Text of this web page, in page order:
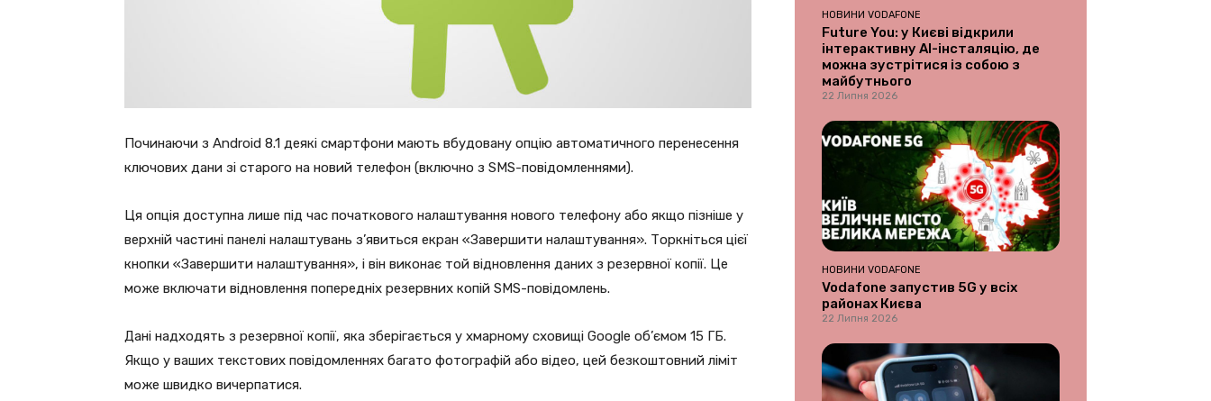
Починаючи з Android 8.1 деякі смартфони мають вбудовану опцію автоматичного перенесення
ключових дани зі старого на новий телефон (включно з SMS-повідомленнями).
Ця опція доступна лише під час початкового налаштування нового телефону або якщо пізніше у
верхній частині панелі налаштувань з’явиться екран «Завершити налаштування». Торкніться цієї
кнопки «Завершити налаштування», і він виконає той відновлення даних з резервної копії. Це
може включати відновлення попередніх резервних копій SMS-повідомлень.
Дані надходять з резервної копії, яка зберігається у хмарному сховищі Google об’ємом 15 ГБ.
Якщо у ваших текстових повідомленнях багато фотографій або відео, цей безкоштовний ліміт
може швидко вичерпатися.
НОВИНИ VODAFONE
Future You: у Києві відкрили
інтерактивну AI-інсталяцію, де
можна зустрітися із собою з
майбутнього
22 Липня 2026
НОВИНИ VODAFONE
Vodafone запустив 5G у всіх
районах Києва
22 Липня 2026